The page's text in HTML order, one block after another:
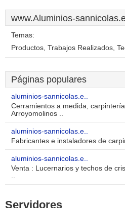
www.Aluminios-
Temas:
Productos, Trabajos Realizados,
Páginas populares
aluminios-sannicolas.e..
Cerramientos a medida,
Arroyomolinos ..
aluminios-sannicolas.e..
Fabricantes e instaladores de
aluminios-sannicolas.e..
Venta : Lucernarios y techos de
..
Servidores